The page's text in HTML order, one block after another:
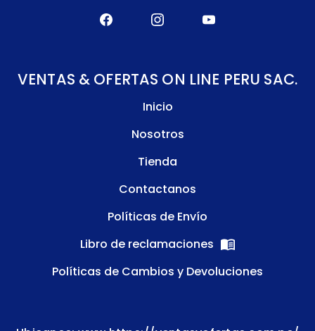
VENTAS & OFERTAS ON LINE PERU SAC.
Inicio
Nosotros
Tienda
Contactanos
Políticas de Envío
Libro de reclamaciones
Políticas de Cambios y Devoluciones